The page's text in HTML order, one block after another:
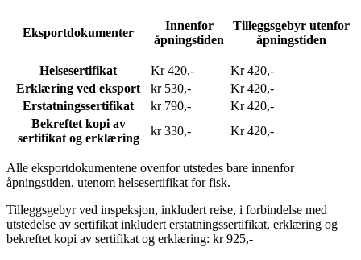
Eksportdokumenter
Innenfor
åpningstiden
Tilleggsgebyr utenfor
åpningstiden
Helsesertifikat Kr 420,-
Kr 420,-
Erklæring ved eksport
kr 530,-
Kr 420,-
Erstatningssertifikat
kr 790,-
Kr 420,-
Bekreftet kopi av
sertifikat og erklæring
kr 330,- Kr 420,-
Alle eksportdokumentene ovenfor utstedes bare innenfor
åpningstiden, utenom helsesertifikat for fisk.
Tilleggsgebyr ved inspeksjon, inkludert reise, i forbindelse med
utstedelse av sertifikat inkludert erstatningssertifikat, erklæring og
bekreftet kopi av sertifikat og erklæring: kr 925,-